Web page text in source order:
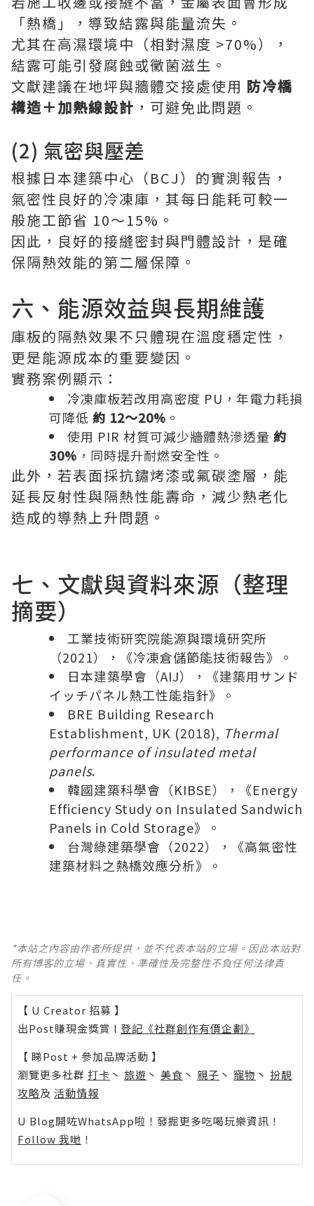
「熱橋」，導致結露與能量流失。
尤其在高濕環境中（相對濕度 >70%），
結露可能引發腐蝕或黴菌滋生。
文獻建議在地坪與牆體交接處使用 防冷橋
構造＋加熱線設計 ，可避免此問題。
(2) 氣密與壓差
根據日本建築中心（BCJ）的實測報告，
氣密性良好的冷凍庫，其每日能耗可較一
般施工節省 10～15%。
因此，良好的接縫密封與門體設計，是確
保隔熱效能的第二層保障。
六、能源效益與長期維護
庫板的隔熱效果不只體現在溫度穩定性，
更是能源成本的重要變因。
實務案例顯示：
冷凍庫板若改用高密度 PU，年電力耗損
可降低 約 12～20% 。
使用 PIR 材質可減少牆體熱滲透量 約
30% ，同時提升耐燃安全性。
此外，若表面採抗鏽烤漆或氟碳塗層，能
延長反射性與隔熱性能壽命，減少熱老化
造成的導熱上升問題。
七、文獻與資料來源（整理
摘要）
工業技術研究院能源與環境研究所
（2021），《冷凍倉儲節能技術報告》。
日本建築學會（AIJ），《建築用サンド
イッチパネル熱工性能指針》。
BRE Building Research
Establishment, UK (2018), Thermal
performance of insulated metal
panels.
韓國建築科學會（KIBSE），《Energy
Efficiency Study on Insulated Sandwich
Panels in Cold Storage》。
台灣綠建築學會（2022），《高氣密性
建築材料之熱橋效應分析》。
*本站之內容由作者所提供，並不代表本站的立場。因此本站對
所有博客的立場、真實性、準確性及完整性不負任何法律責
任。
【 U Creator 招募 】
出Post賺現金獎賞 l 登記《社群創作有價企劃》
【 睇Post + 參加品牌活動 】
瀏覽更多社群 打卡 丶 旅遊 丶 美食 丶 親子 丶 寵物 丶 扮靚
攻略及 活動情報
U Blog開咗WhatsApp啦！發掘更多吃喝玩樂資訊！
Follow 我哋 ！